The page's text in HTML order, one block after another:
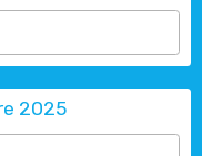
2025